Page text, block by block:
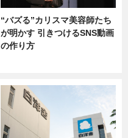
“バズる”カリスマ美容師たち
が明かす 引きつけるSNS動画
の作り方